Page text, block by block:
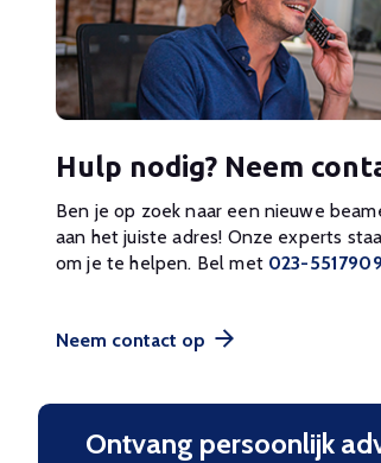
Hulp nodig? Neem
Ben je op zoek naar een nieuwe
aan het juiste adres! Onze experts
om je te helpen. Bel met 023-5517909
Neem contact op
Ontvang persoonlijk